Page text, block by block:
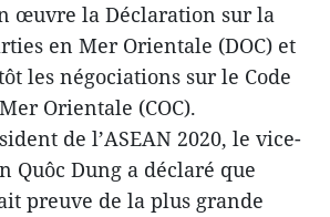
œuvre la Déclaration sur la
en Mer Orientale (DOC) et
les négociations sur le Code
Orientale (COC).
de l’ASEAN 2020, le vice-
Quôc Dung a déclaré que
preuve de la plus grande